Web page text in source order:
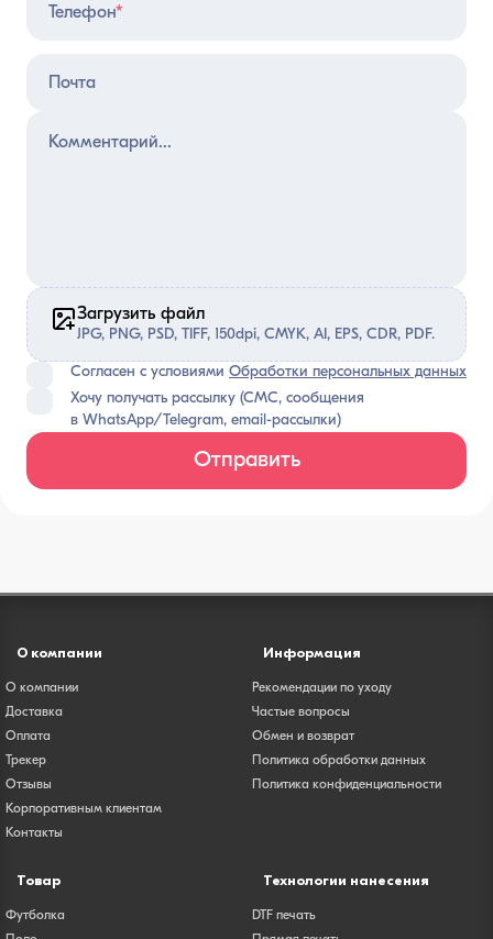
Телефон*
Почта
Загрузить файл
JPG, PNG, PSD, TIFF, 150dpi, CMYK, AI, EPS, CDR, PDF.
Согласен с условиями Обработки персональных данных
Хочу получать рассылку (СМС, сообщения
в WhatsApp/Telegram, email-рассылки)
Отправить
О компании
О компании
Доставка
Оплата
Трекер
Отзывы
Корпоративным клиентам
Контакты
Информация
Рекомендации по уходу
Частые вопросы
Обмен и возврат
Политика обработки данных
Политика конфиденциальности
Товар
Футболка
Технологии нанесения
DTF печать